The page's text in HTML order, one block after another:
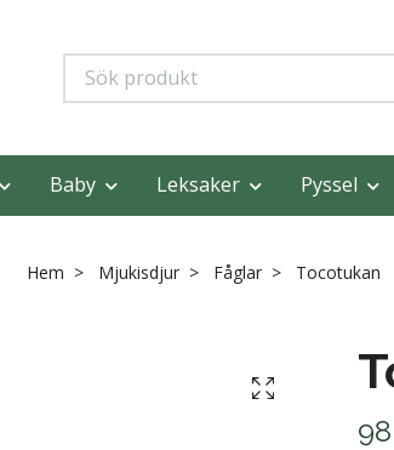
Baby Leksaker Pyssel
Hem Mjukisdjur Fåglar Tocotukan